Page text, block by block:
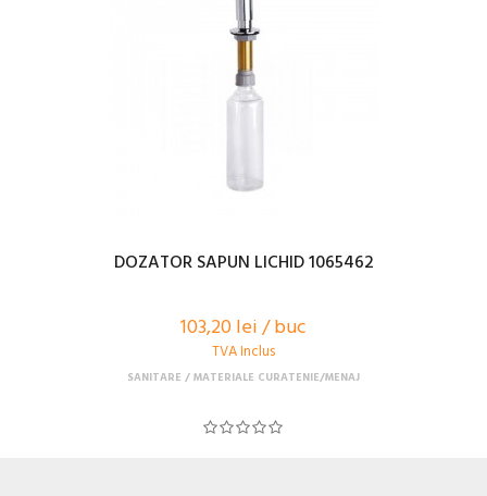
DOZATOR SAPUN LICHID 1065462
103,20 lei / buc
TVA Inclus
SANITARE MATERIALE CURATENIE/MENAJ